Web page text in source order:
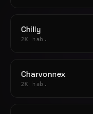
Chilly
2K hab.
Charvonnex
2K hab.